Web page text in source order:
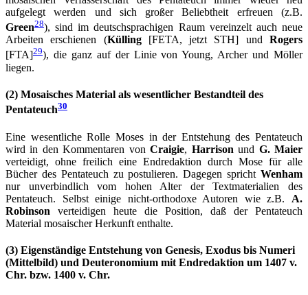
aufgelegt werden und sich großer Beliebtheit erfreuen (z.B.
Green28), sind im deutschsprachigen Raum vereinzelt auch neue
Arbeiten erschienen (Külling[FETA, jetzt STH] undRogers
[FTA]29), die ganz auf der Linie von Young, Archer und Möller
liegen.
(2) Mosaisches Material als wesentlicher Bestandteil des
Pentateuch30
Eine wesentliche Rolle Moses in der Entstehung des Pentateuch
wird in den Kommentaren vonCraigie, Harrison und G. Maier
verteidigt, ohne freilich eine Endredaktion durch Mose für alle
Bücher des Pentateuch zu postulieren. Dagegen spricht Wenham
nur unverbindlich vom hohen Alter der Textmaterialien des
Pentateuch. Selbst einige nicht-orthodoxe Autoren wie z.B. A.
Robinson verteidigen heute die Position, daß der Pentateuch
Material mosaischer Herkunft enthalte.
(3) Eigenständige Entstehung von Genesis, Exodus bis Numeri
(Mittelbild) und Deuteronomium mit Endredaktion um 1407 v.
Chr. bzw. 1400 v. Chr.